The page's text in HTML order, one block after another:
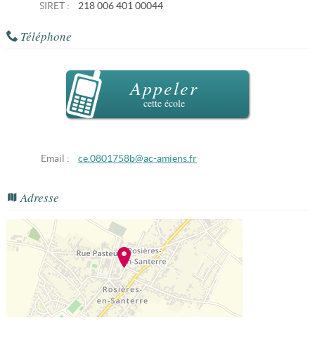
SIRET :
218 006 401 00044
Téléphone
Appeler
cette école
Email : ce.0801758b@ac-amiens.fr
Adresse